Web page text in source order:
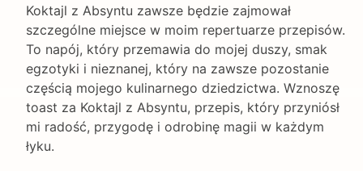
Koktajl z Absyntu zawsze będzie zajmował
szczególne miejsce w moim repertuarze przepisów.
To napój, który przemawia do mojej duszy, smak
egzotyki i nieznanej, który na zawsze pozostanie
częścią mojego kulinarnego dziedzictwa. Wznoszę
toast za Koktajl z Absyntu, przepis, który przyniósł
mi radość, przygodę i odrobinę magii w każdym
łyku.